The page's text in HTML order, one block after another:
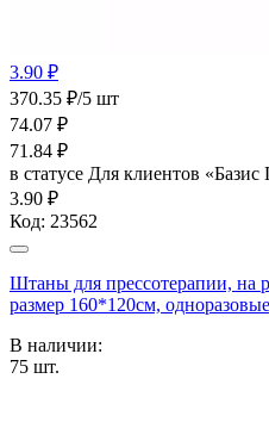
3.90 ₽
370.35 ₽/5 шт
74.07 ₽
71.84 ₽
в статусе Для клиентов
3.90 ₽
Код: 23562
Штаны для прессотерапии, на
размер 160*120см,
В наличии:
75 шт.